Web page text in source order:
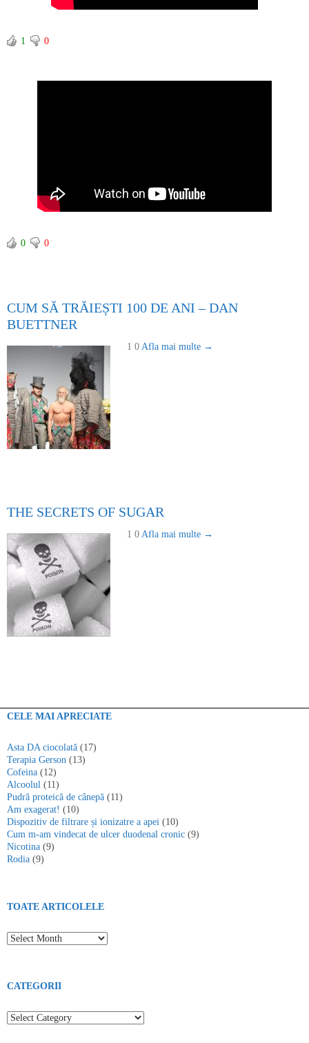
1 0
0 0
CUM SĂ TRĂIEȘTI 100 DE ANI – DAN
BUETTNER
1 0 Afla mai multe →
THE SECRETS OF SUGAR
1 0 Afla mai multe →
CELE MAI APRECIATE
Asta DA ciocolată (17)
Terapia Gerson (13)
Cofeina (12)
Alcoolul (11)
Pudră proteică de cânepă (11)
Am exagerat! (10)
Dispozitiv de filtrare și ionizatre a apei (10)
Cum m-am vindecat de ulcer duodenal cronic (9)
Nicotina (9)
Rodia (9)
TOATE ARTICOLELE
Toate articolele
CATEGORII
Categorii